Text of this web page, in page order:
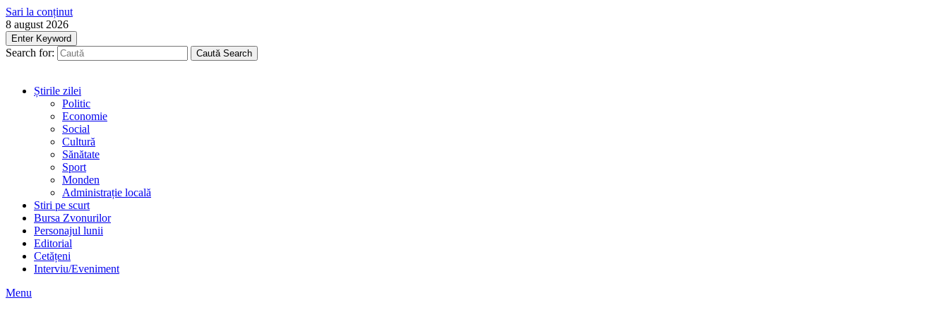
Sari la conținut
8 august 2026
Enter Keyword
Search for: Caută Search
Știrile zilei
Politic
Economie
Social
Cultură
Sănătate
Sport
Monden
Administrație locală
Stiri pe scurt
Bursa Zvonurilor
Personajul lunii
Editorial
Cetățeni
Interviu/Eveniment
Menu